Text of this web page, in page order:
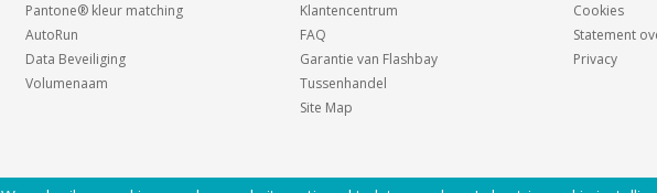
Pantone® kleur matching
AutoRun
Data Beveiliging
Volumenaam
Klantencentrum
FAQ
Garantie van Flashbay
Tussenhandel
Site Map
Cookies
Statement
Privacy